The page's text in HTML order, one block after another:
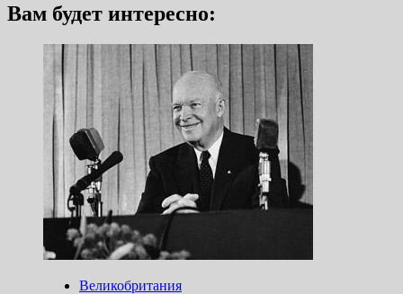
Вам будет интересно:
Великобритания